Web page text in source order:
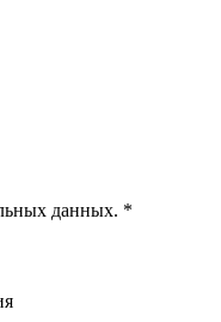
данных. *